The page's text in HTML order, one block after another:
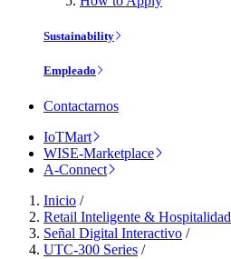
Sustainability
Empleado
Contactarnos
IoTMart
WISE-Marketplace
A-Connect
Inicio /
Retail Inteligente & Hospitalidad
Señal Digital Interactivo /
UTC-300 Series /